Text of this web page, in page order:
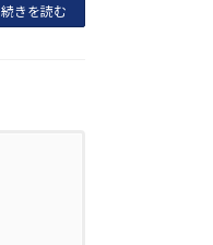
続きを読む